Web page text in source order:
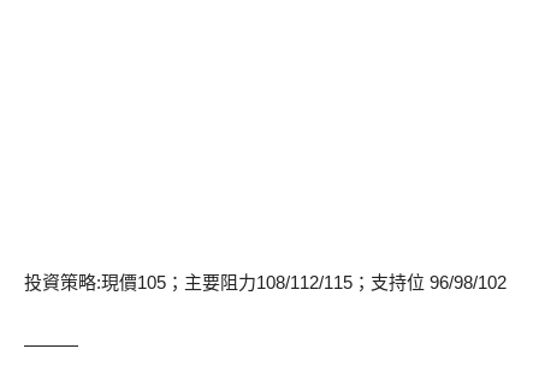
投資策略:現價105；主要阻力108/112/115；支持位 96/98/102
———